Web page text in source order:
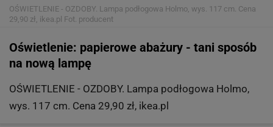
OŚWIETLENIE - OZDOBY. Lampa podłogowa Holmo, wys. 117 cm. Cena
29,90 zł, ikea.pl Fot. producent
Oświetlenie: papierowe abażury - tani sposób
na nową lampę
OŚWIETLENIE - OZDOBY. Lampa podłogowa Holmo,
wys. 117 cm. Cena 29,90 zł, ikea.pl